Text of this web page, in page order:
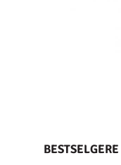
BESTSELGERE